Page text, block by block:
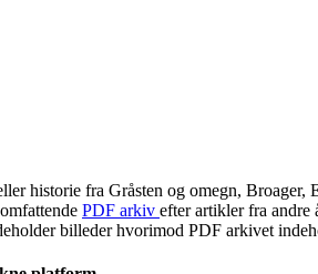
historie fra Gråsten og omegn,
PDF arkiv efter artikler fra
billeder hvorimod PDF arkivet